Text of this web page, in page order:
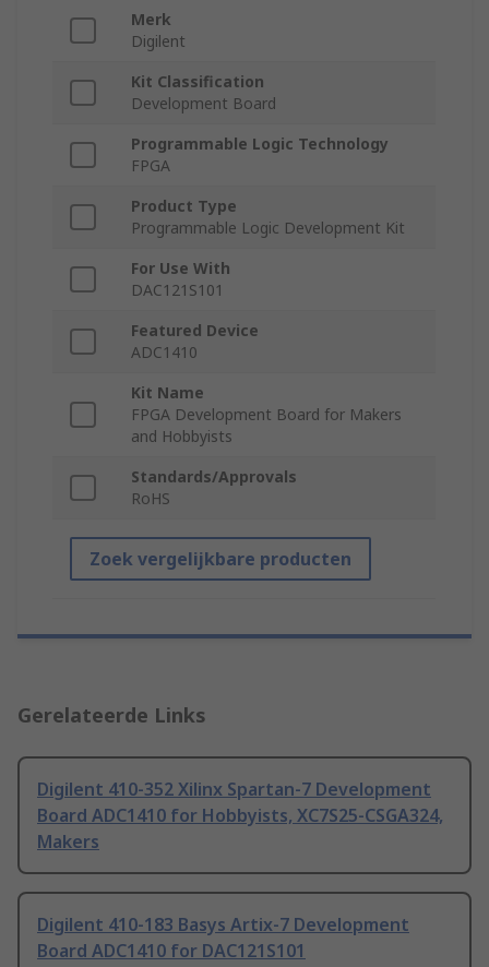
Merk
Digilent
Kit Classification
Development Board
Programmable Logic Technology
FPGA
Product Type
Programmable Logic Development Kit
For Use With
DAC121S101
Featured Device
ADC1410
Kit Name
FPGA Development Board for Makers
and Hobbyists
Standards/Approvals
RoHS
Zoek vergelijkbare producten
Gerelateerde Links
Digilent 410-352 Xilinx Spartan-7 Development
Board ADC1410 for Hobbyists, XC7S25-CSGA324,
Makers
Digilent 410-183 Basys Artix-7 Development
Board ADC1410 for DAC121S101